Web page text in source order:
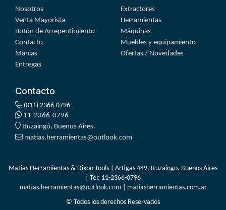
Nosotros
Venta Mayorista
Botón de Arrepentimiento
Contacto
Marcas
Entregas
Extractores
Herramientas
Máquinas
Muebles y equipamiento
Ofertas / Novedades
Contacto
(011) 2366-0796
11-2366-0796
Ituzaingó, Buenos Aires.
matias.herramientas@outlook.com
Matías Herramientas & Dixon Tools | Artigas 449, Ituzaingo. Buenos Aires
| Tel: 11-2366-0796
matias.herramientas@outlook.com| matiasherramientas.com.ar
© Todos los derechos Reservados